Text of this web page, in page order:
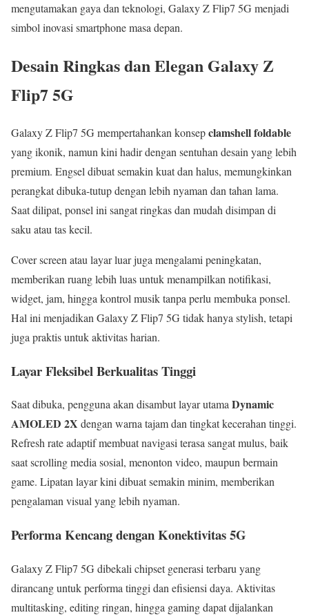
mengutamakan gaya dan teknologi, Galaxy Z Flip7 5G menjadi
simbol inovasi smartphone masa depan.
Desain Ringkas dan Elegan Galaxy Z
Flip7 5G
Galaxy Z Flip7 5G mempertahankan konsepclamshell foldable
yang ikonik, namun kini hadir dengan sentuhan desain yang lebih
premium. Engsel dibuat semakin kuat dan halus, memungkinkan
perangkat dibuka-tutup dengan lebih nyaman dan tahan lama.
Saat dilipat, ponsel ini sangat ringkas dan mudah disimpan di
saku atau tas kecil.
Cover screen atau layar luar juga mengalami peningkatan,
memberikan ruang lebih luas untuk menampilkan notifikasi,
widget, jam, hingga kontrol musik tanpa perlu membuka ponsel.
Hal ini menjadikan Galaxy Z Flip7 5G tidak hanya stylish, tetapi
juga praktis untuk aktivitas harian.
Layar Fleksibel Berkualitas Tinggi
Saat dibuka, pengguna akan disambut layar utamaDynamic
AMOLED 2X dengan warna tajam dan tingkat kecerahan tinggi.
Refresh rate adaptif membuat navigasi terasa sangat mulus, baik
saat scrolling media sosial, menonton video, maupun bermain
game. Lipatan layar kini dibuat semakin minim, memberikan
pengalaman visual yang lebih nyaman.
Performa Kencang dengan Konektivitas 5G
Galaxy Z Flip7 5G dibekali chipset generasi terbaru yang
dirancang untuk performa tinggi dan efisiensi daya. Aktivitas
multitasking, editing ringan, hingga gaming dapat dijalankan